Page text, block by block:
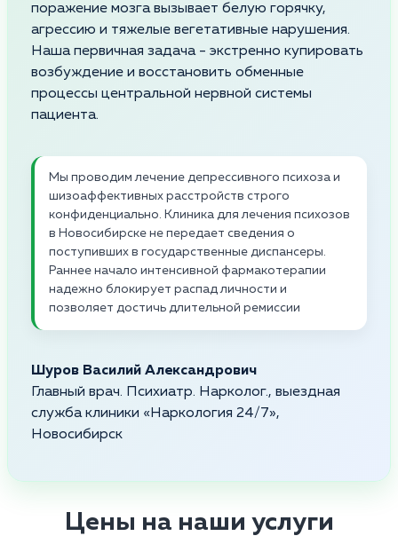
поражение мозга вызывает белую горячку,
агрессию и тяжелые вегетативные нарушения.
Наша первичная задача - экстренно купировать
возбуждение и восстановить обменные
процессы центральной нервной системы
пациента.
Мы проводим лечение депрессивного психоза и
шизоаффективных расстройств строго
конфиденциально. Клиника для лечения психозов
в Новосибирске не передает сведения о
поступивших в государственные диспансеры.
Раннее начало интенсивной фармакотерапии
надежно блокирует распад личности и
позволяет достичь длительной ремиссии
Шуров Василий Александрович
Главный врач. Психиатр. Нарколог., выездная
служба клиники «Наркология 24/7»,
Новосибирск
Цены на наши услуги